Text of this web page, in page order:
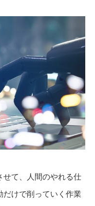
せて、人間のやれる仕
だけで削っていく作業